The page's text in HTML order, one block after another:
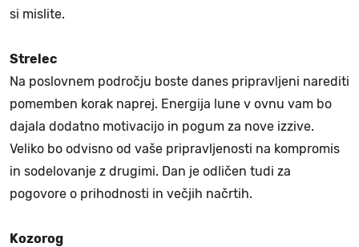
si mislite.
Strelec
Na poslovnem področju boste danes pripravljeni narediti
pomemben korak naprej. Energija lune v ovnu vam bo
dajala dodatno motivacijo in pogum za nove izzive.
Veliko bo odvisno od vaše pripravljenosti na kompromis
in sodelovanje z drugimi. Dan je odličen tudi za
pogovore o prihodnosti in večjih načrtih.
Kozorog